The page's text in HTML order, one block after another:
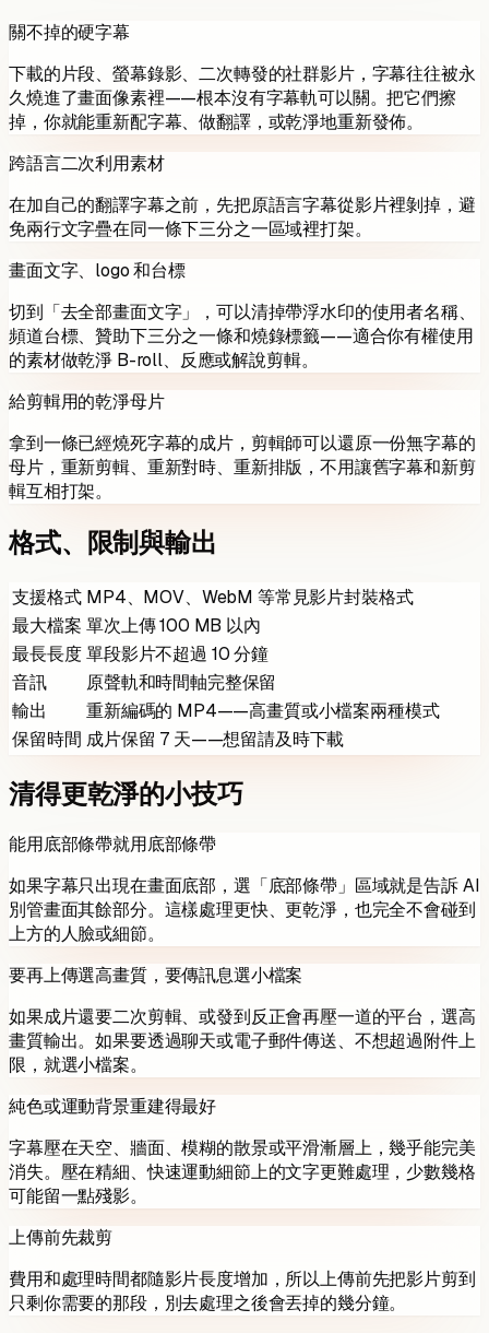
關不掉的硬字幕
下載的片段、螢幕錄影、二次轉發的社群影片，字幕往往被永
久燒進了畫面像素裡——根本沒有字幕軌可以關。把它們擦
掉，你就能重新配字幕、做翻譯，或乾淨地重新發佈。
跨語言二次利用素材
在加自己的翻譯字幕之前，先把原語言字幕從影片裡剝掉，避
免兩行文字疊在同一條下三分之一區域裡打架。
畫面文字、logo 和台標
切到「去全部畫面文字」，可以清掉帶浮水印的使用者名稱、
頻道台標、贊助下三分之一條和燒錄標籤——適合你有權使用
的素材做乾淨 B-roll、反應或解說剪輯。
給剪輯用的乾淨母片
拿到一條已經燒死字幕的成片，剪輯師可以還原一份無字幕的
母片，重新剪輯、重新對時、重新排版，不用讓舊字幕和新剪
輯互相打架。
格式、限制與輸出
支援格式 MP4、MOV、WebM 等常見影片封裝格式
最大檔案 單次上傳 100 MB 以內
最長長度 單段影片不超過 10 分鐘
音訊
原聲軌和時間軸完整保留
輸出
重新編碼的 MP4——高畫質或小檔案兩種模式
保留時間 成片保留 7 天——想留請及時下載
清得更乾淨的小技巧
能用底部條帶就用底部條帶
如果字幕只出現在畫面底部，選「底部條帶」區域就是告訴 AI
別管畫面其餘部分。這樣處理更快、更乾淨，也完全不會碰到
上方的人臉或細節。
要再上傳選高畫質，要傳訊息選小檔案
如果成片還要二次剪輯、或發到反正會再壓一道的平台，選高
畫質輸出。如果要透過聊天或電子郵件傳送、不想超過附件上
限，就選小檔案。
純色或運動背景重建得最好
字幕壓在天空、牆面、模糊的散景或平滑漸層上，幾乎能完美
消失。壓在精細、快速運動細節上的文字更難處理，少數幾格
可能留一點殘影。
上傳前先裁剪
費用和處理時間都隨影片長度增加，所以上傳前先把影片剪到
只剩你需要的那段，別去處理之後會丟掉的幾分鐘。